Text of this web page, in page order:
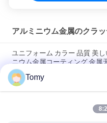
い
地
図
アルミニウム金属のクラ
ユニフォーム カラー 品質 美
ニウム金属コーティング 金属
美しい吊り天井のための木の
ーティング
3mm インテリア装飾 壁カバ
Tomy